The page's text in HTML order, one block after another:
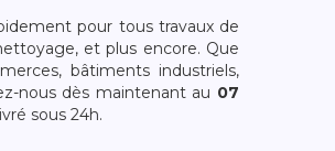
pour tous travaux de
et plus encore. Que
bâtiments industriels,
nous dès maintenant au 07
sous 24h.